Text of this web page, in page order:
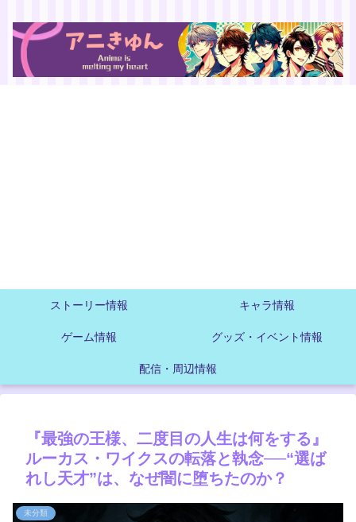
ストーリー情報 キャラ情報
ゲーム情報 グッズ・イベント情報
配信・周辺情報
『最強の王様、二度目の人生は何をする』
ルーカス・ワイクスの転落と執念──“選ば
れし天才”は、なぜ闇に堕ちたのか？
未分類